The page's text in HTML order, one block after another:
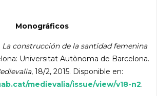
Monográficos
La construcción de la santidad femenina
Universitat Autònoma de Barcelona.
, 18/2, 2015. Disponible en:
medievalia/issue/view/v18-n2.